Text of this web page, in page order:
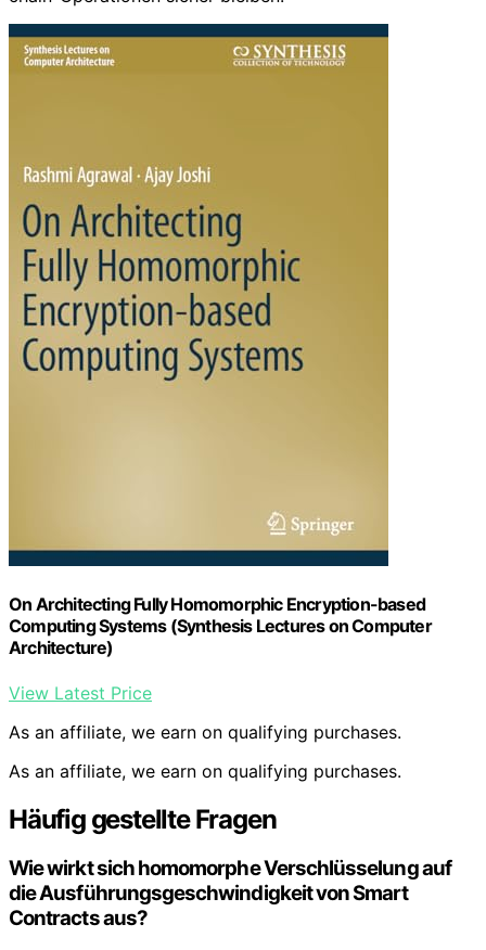
On Architecting Fully Homomorphic Encryption-based
Computing Systems (Synthesis Lectures on Computer
Architecture)
View Latest Price
As an affiliate, we earn on qualifying purchases.
As an affiliate, we earn on qualifying purchases.
Häufig gestellte Fragen
Wie wirkt sich homomorphe Verschlüsselung auf
die Ausführungsgeschwindigkeit von Smart
Contracts aus?